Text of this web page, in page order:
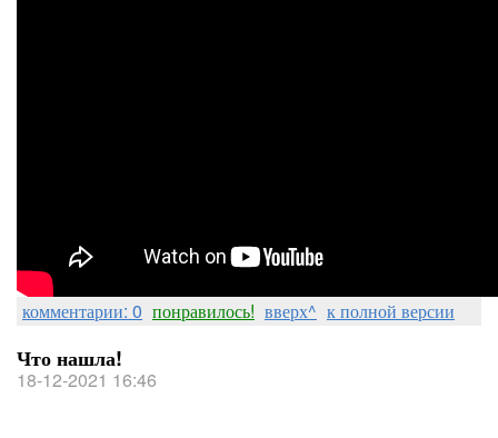
комментарии: 0 понравилось! вверх^ к полной версии
Что нашла!
18-12-2021 16:46